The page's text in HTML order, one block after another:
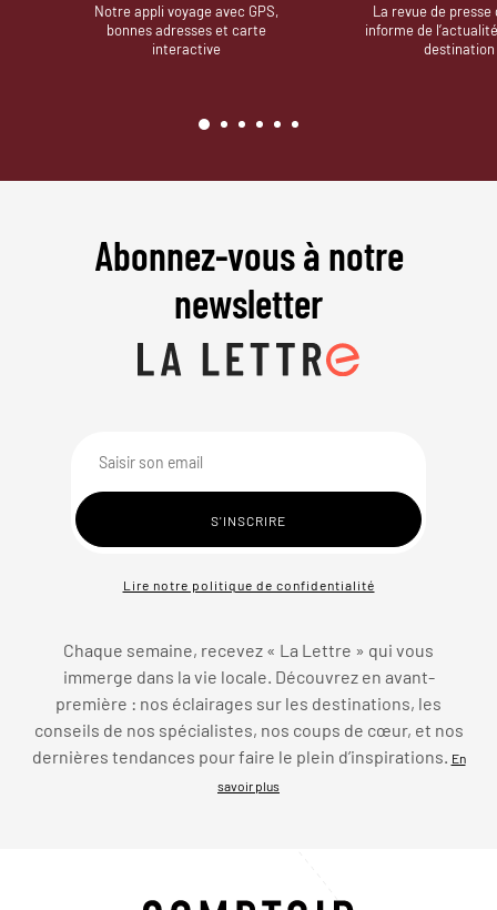
Notre appli voyage avec GPS,
bonnes adresses et carte
interactive
La revue de presse
informe de
destination
Abonnez-vous à notre
newsletter
Lire notre politique de confidentialité
Chaque semaine, recevez « La Lettre » qui vous
immerge dans la vie locale. Découvrez en avant-
première : nos éclairages sur les destinations, les
conseils de nos spécialistes, nos coups de cœur, et nos
dernières tendances pour faire le plein d’inspirations. En
savoir plus